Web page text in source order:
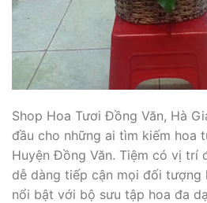
Shop Hoa Tươi Đồng Văn, Hà
đầu cho những ai tìm kiếm hoa
Huyện Đồng Văn. Tiệm có vị trí
dễ dàng tiếp cận mọi đối tượng
nổi bật với bộ sưu tập hoa đa